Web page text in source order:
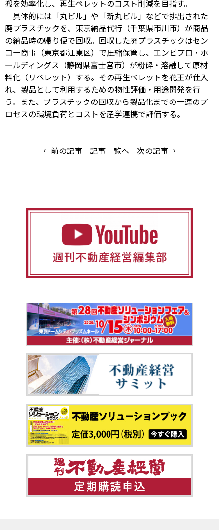
搬を効率化し、再生ペレットのコスト削減を目指す。
具体的には「丸ビル」や「新丸ビル」などで排出された
廃プラスチックを、東京納品代行（千葉県市川市）が商品
の納品時の帰り便で回収。回収した廃プラスチックはセン
コー商事（東京都江東区）で圧縮保管し、エンビプロ・ホ
ールディングス（静岡県富士宮市）が粉砕・溶融して原材
料化（リペレット）する。その再生ペレットを花王が仕入
れ、製品として利用するための物性評価・用途開発を行
う。また、プラスチックの回収から製品化までの一連のプ
ロセスの環境負荷とコストを産学連携で評価する。
←前の記事 記事一覧へ 次の記事→